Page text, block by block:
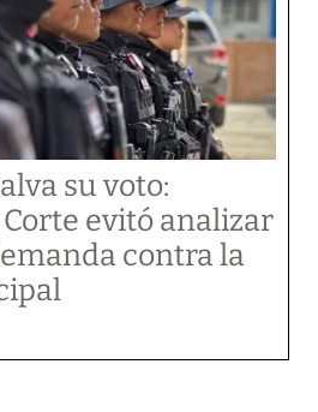
su voto:
evitó analizar
contra la